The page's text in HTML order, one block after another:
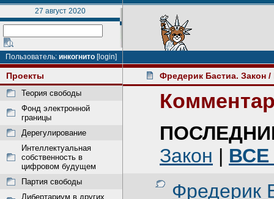
27 август 2020
Пользователь: инкогнито [login]
Проекты
Теория свободы
Фонд электронной
границы
Дерегулирование
Интеллектуальная
собственность в
цифровом будущем
Партия свободы
Либертариум в других
Фредерик Бастиа. Закон /
Закон |
Фредерик